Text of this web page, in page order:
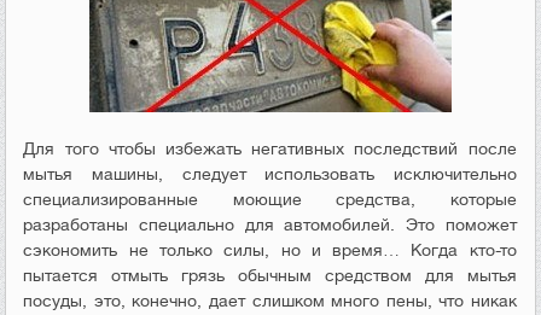
Для того чтобы избежать негативных последствий после
мытья машины, следует использовать исключительно
специализированные моющие средства, которые
разработаны специально для автомобилей. Это поможет
сэкономить не только силы, но и время… Когда кто-то
пытается отмыть грязь обычным средством для мытья
посуды, это, конечно, дает слишком много пены, что никак